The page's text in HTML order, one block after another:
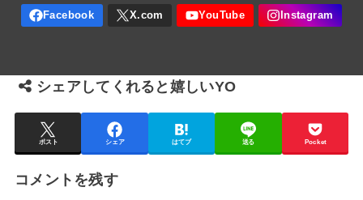
シェアしてくれると嬉しいYO
ポスト シェア はてブ 送る Pocket
コメントを残す